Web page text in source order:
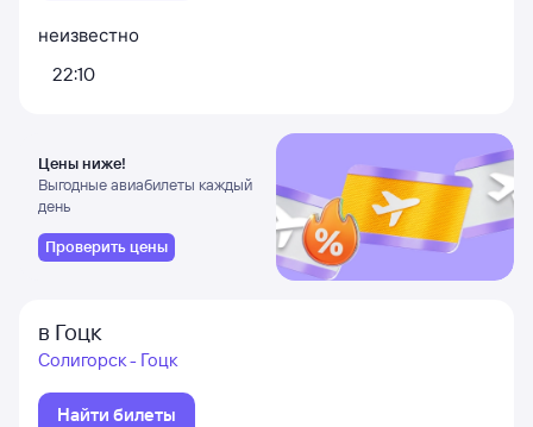
неизвестно
22:10
Цены ниже!
Выгодные авиабилеты каждый
день
Проверить цены
в Гоцк
Солигорск - Гоцк
Найти билеты